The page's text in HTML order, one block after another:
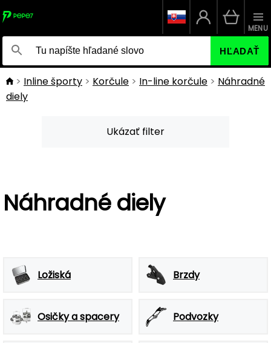
HĽADAŤ
MENU
Inline športy Korčule In-line korčule
Náhradné
diely
Ukázať filter
Náhradné diely
Ložiská Brzdy
Osičky a spacery Podvozky